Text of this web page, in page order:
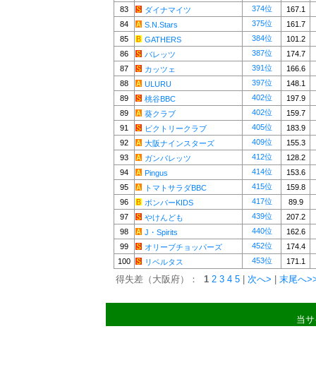
83
ダイナマイツ 374位
167.1
84
S.N.Stars 375位
161.7
85
GATHERS 384位
101.2
86
バレッツ 387位
174.7
87
カッツェ 391位
166.6
88
ULURU 397位
148.1
89
桃谷BBC 402位
197.9
89
葵クラブ 402位
159.7
91
ビクトリークラブ 405位
183.9
92
大阪ナインスターズ 409位
155.3
93
ガンバレッツ 412位
128.2
94
Pingus 414位
153.6
95
トマトサラダBBC 415位
159.8
96
ボンバーKIDS 417位
89.9
97
やけんども 439位
207.2
98
J・Spirits 440位
162.6
99
オリーブチョッパーズ 452位
174.4
100
リベルタス 453位 171.1
得失差（大阪府）： 1 2 3 4 5 次へ> 末尾へ
当